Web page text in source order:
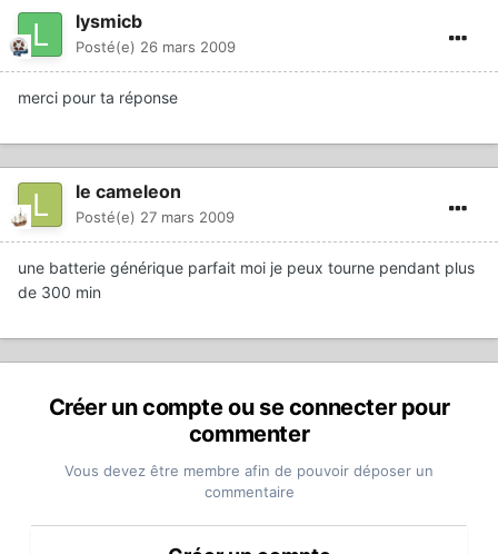
lysmicb
Posté(e) 26 mars 2009
merci pour ta réponse
le cameleon
Posté(e) 27 mars 2009
une batterie générique parfait moi je peux tourne pendant plus
de 300 min
Créer un compte ou se connecter pour
commenter
Vous devez être membre afin de pouvoir déposer un
commentaire